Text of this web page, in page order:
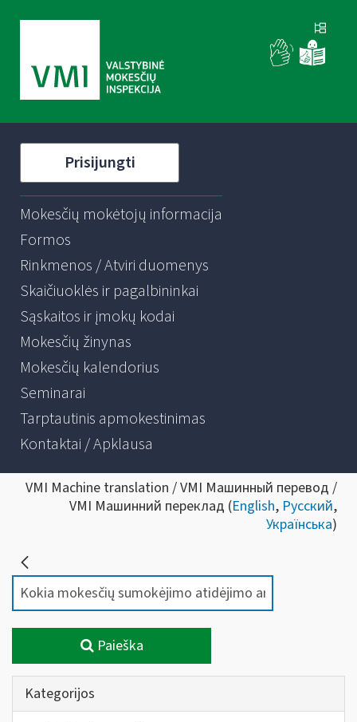
Prisijungti
Mokesčių mokėtojų informacija
Formos
Rinkmenos / Atviri duomenys
Skaičiuoklės ir pagalbininkai
Sąskaitos ir įmokų kodai
Mokesčių žinynas
Mokesčių kalendorius
Seminarai
Tarptautinis apmokestinimas
Kontaktai / Apklausa
VMI Machine translation / VMI Машинный перевод /
VMI Машинний переклад (English, Русский,
Українська)
Paieška
Kategorijos